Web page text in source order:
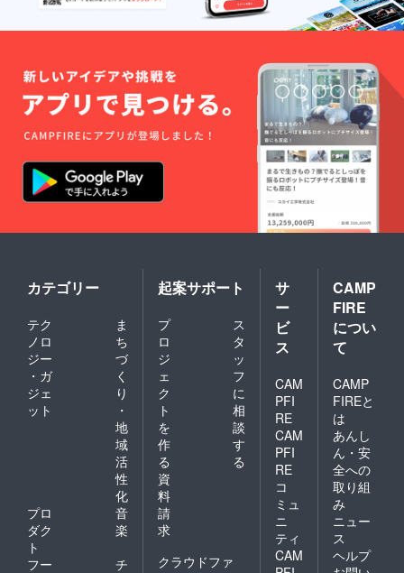
カテゴリー
テク
ノロ
ジー
・ガ
ジェ
ット
ま
ち
づ
く
り
・
地
域
活
性
化
プロ
ダク
ト
音
楽
フー
チ
起案サポート
プ
ロ
ジ
ェ
ク
ト
を
作
る
ス
タ
ッ
フ
に
相
談
す
る
資
料
請
求
クラウドファ
サ
ー
ビ
ス
CAM
PFI
RE
CAM
PFI
RE
コ
ミュ
ニ
ティ
CAM
CAMP
FIRE
につい
て
CAMP
FIREと
は
あんし
ん・安
全への
取り組
み
ニュー
ス
ヘルプ